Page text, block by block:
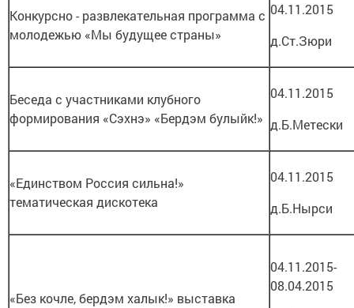
Конкурсно - развлекательная программа с
молодежью «Мы будущее страны»
04.11.2015
д.Ст.Зюри
Беседа с участниками клубного
формирования «Сэхнэ» «Бердэм булыйк!»
04.11.2015
д.Б.Метески
«Единством Россия сильна!»
тематическая дискотека
04.11.2015
д.Б.Нырси
«Без кочле, бердэм халык!» выставка
04.11.2015-
08.04.2015